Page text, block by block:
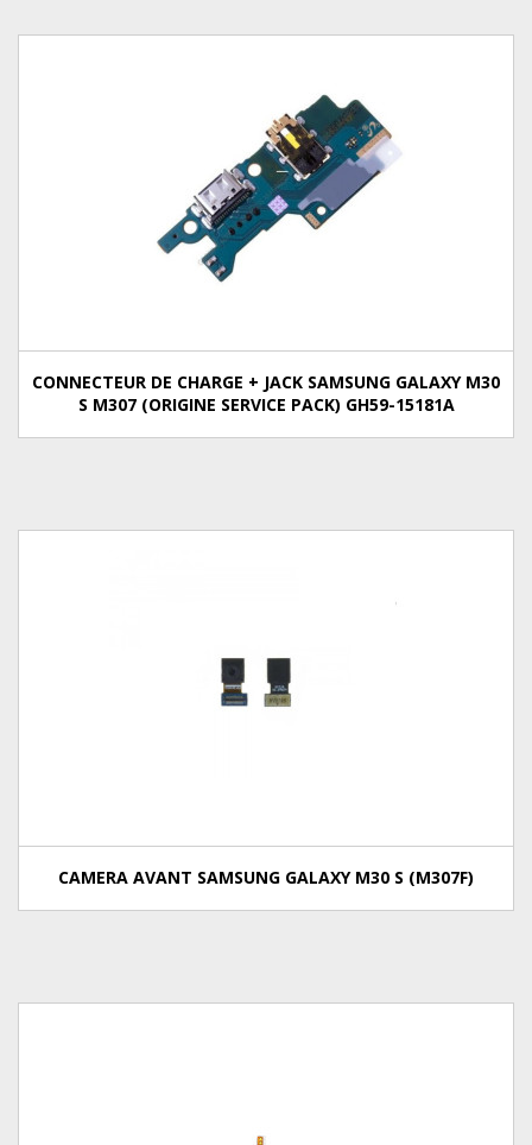
CONNECTEUR DE CHARGE + JACK SAMSUNG GALAXY M30
S M307 (ORIGINE SERVICE PACK) GH59-15181A
CAMERA AVANT SAMSUNG GALAXY M30 S (M307F)